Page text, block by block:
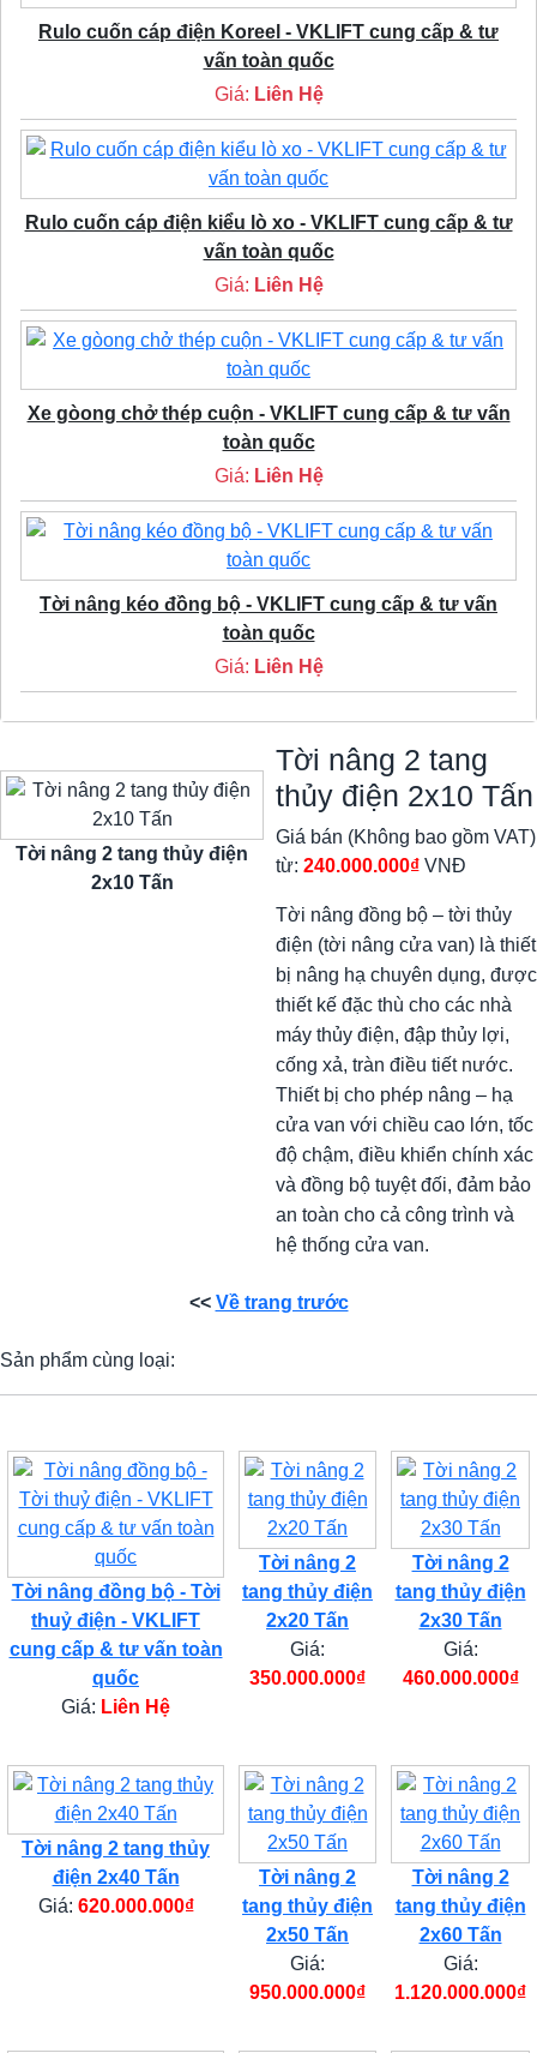
Rulo cuốn cáp điện Koreel - VKLIFT cung cấp & tư
vấn toàn quốc
Giá: Liên Hệ
Rulo cuốn cáp điện kiểu lò xo - VKLIFT cung cấp & tư
vấn toàn quốc
Giá: Liên Hệ
Xe gòong chở thép cuộn - VKLIFT cung cấp & tư vấn
toàn quốc
Giá: Liên Hệ
Tời nâng kéo đồng bộ - VKLIFT cung cấp & tư vấn
toàn quốc
Giá: Liên Hệ
Tời nâng 2 tang thủy điện
2x10 Tấn
Tời nâng 2 tang
thủy điện 2x10 Tấn
Giá bán (Không bao gồm VAT)
từ: 240.000.000₫ VNĐ
Tời nâng đồng bộ – tời thủy
điện (tời nâng cửa van) là thiết
bị nâng hạ chuyên dụng, được
thiết kế đặc thù cho các nhà
máy thủy điện, đập thủy lợi,
cống xả, tràn điều tiết nước.
Thiết bị cho phép nâng – hạ
cửa van với chiều cao lớn, tốc
độ chậm, điều khiển chính xác
và đồng bộ tuyệt đối, đảm bảo
an toàn cho cả công trình và
hệ thống cửa van.
<< Về trang trước
Sản phẩm cùng loại:
Tời nâng đồng bộ - Tời
thuỷ điện - VKLIFT
cung cấp & tư vấn toàn
quốc
Giá: Liên Hệ
Tời nâng 2
tang thủy điện
2x20 Tấn
Giá:
350.000.000₫
Tời nâng 2
tang thủy điện
2x30 Tấn
Giá:
460.000.000₫
Tời nâng 2 tang thủy
điện 2x40 Tấn
Giá: 620.000.000₫
Tời nâng 2
tang thủy điện
2x50 Tấn
Giá:
950.000.000₫
Tời nâng 2
tang thủy điện
2x60 Tấn
Giá:
1.120.000.000₫